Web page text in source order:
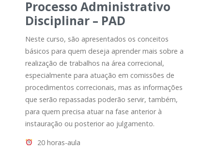
Processo Administrativo
Disciplinar – PAD
Neste curso, são apresentados os conceitos
básicos para quem deseja aprender mais sobre a
realização de trabalhos na área correcional,
especialmente para atuação em comissões de
procedimentos correcionais, mas as informações
que serão repassadas poderão servir, também,
para quem precisa atuar na fase anterior à
instauração ou posterior ao julgamento.
20 horas-aula